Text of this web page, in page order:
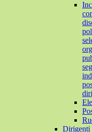
Dirigenti